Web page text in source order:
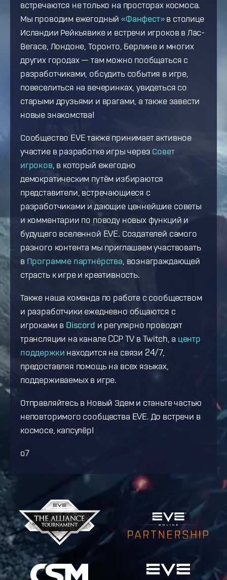
встречаются не только на просторах космоса.
Мы проводим ежегодный«Фанфест»в столице
Исландии Рейкьявике и встречи игроков в Лас-
Вегасе, Лондоне, Торонто, Берлине и многих
других городах — там можно пообщаться с
разработчиками, обсудить события в игре,
повеселиться на вечеринках, увидеться со
старыми друзьями и врагами, а также завести
новые знакомства!
Сообщество EVE также принимает активное
участие в разработке игры через Совет
игроков, в который ежегодно
демократическим путём избираются
представители, встречающиеся с
разработчиками и дающие ценнейшие советы
и комментарии по поводу новых функций и
будущего вселенной EVE. Создателей самого
разного контента мы приглашаем участвовать
в Программе партнёрства , вознаграждающей
страсть к игре и креативность.
Также наша команда по работе с сообществом
и разработчики ежедневно общаются с
игроками в Discord и регулярно проводят
трансляции на канале CCP TV в Twitch, а центр
поддержки находится на связи 24/7,
предоставляя помощь на всех языках,
поддерживаемых в игре.
Отправляйтесь в Новый Эдем и станьте частью
неповторимого сообщества EVE. До встречи в
космосе, капсулёр!
o7